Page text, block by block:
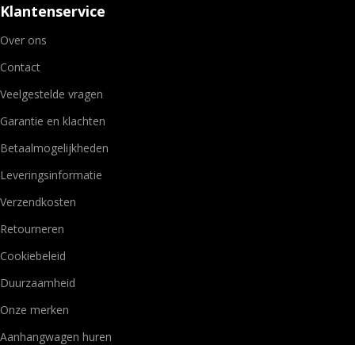
Klantenservice
Over ons
Contact
Veelgestelde vragen
Garantie en klachten
Betaalmogelijkheden
Leveringsinformatie
Verzendkosten
Retourneren
Cookiebeleid
Duurzaamheid
Onze merken
Aanhangwagen huren